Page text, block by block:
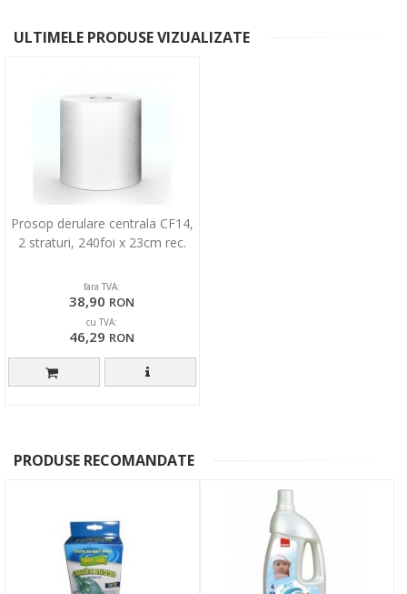
ULTIMELE PRODUSE VIZUALIZATE
Prosop derulare centrala CF14,
2 straturi, 240foi x 23cm rec.
fara TVA:
38,90 RON
cu TVA:
46,29 RON
PRODUSE RECOMANDATE